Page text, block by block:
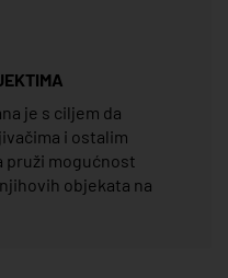
je s ciljem da
i ostalim
pruži mogućnost
objekata na